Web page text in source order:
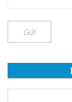
Gửi